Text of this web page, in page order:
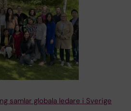
samlar globala ledare i Sverige